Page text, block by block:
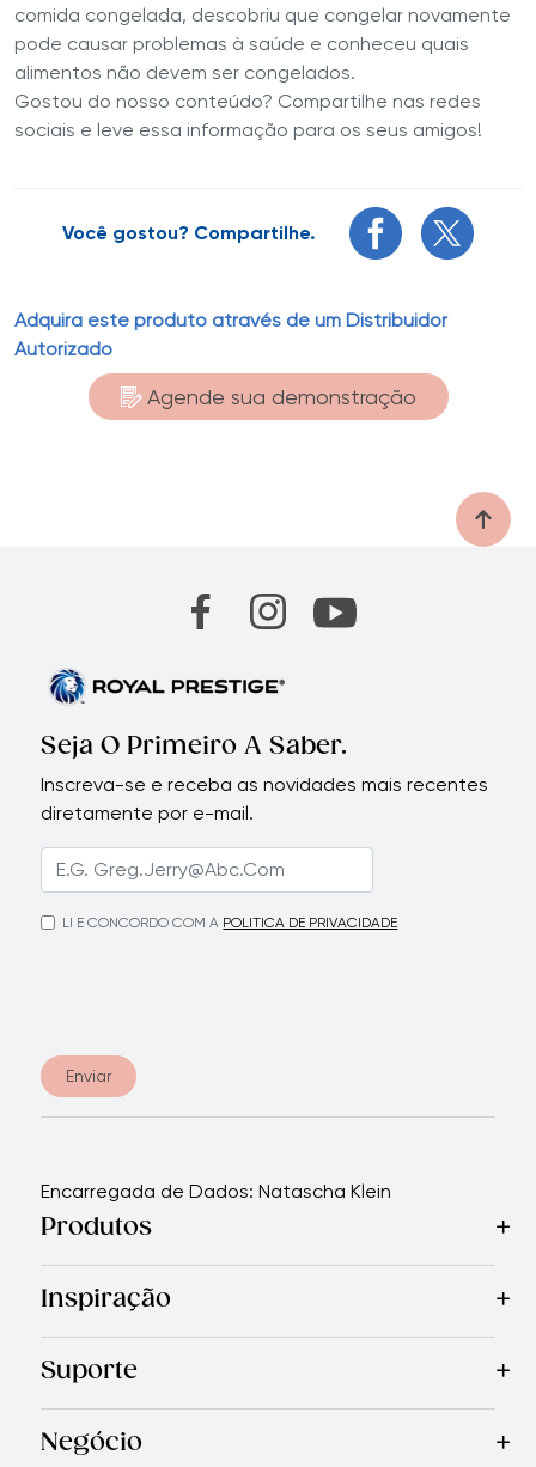
comida congelada, descobriu que congelar novamente
pode causar problemas à saúde e conheceu quais
alimentos não devem ser congelados.
Gostou do nosso conteúdo? Compartilhe nas redes
sociais e leve essa informação para os seus amigos!
Você gostou? Compartilhe.
Adquira este produto através de um Distribuidor
Autorizado
Agende sua demonstração
Seja O Primeiro A Saber.
Inscreva-se e receba as novidades mais recentes
diretamente por e-mail.
LI E CONCORDO COM A POLITICA DE PRIVACIDADE
Enviar
Encarregada de Dados: Natascha Klein
Produtos
Mais VendidosCozinhaFacasTalheresEletrodomésticos
Inspiração
ReceitasBlogRevista Royal PrestigePrograma de
Suporte
Garantia LimitadaQuem SomosEntre em Contato
Negócio